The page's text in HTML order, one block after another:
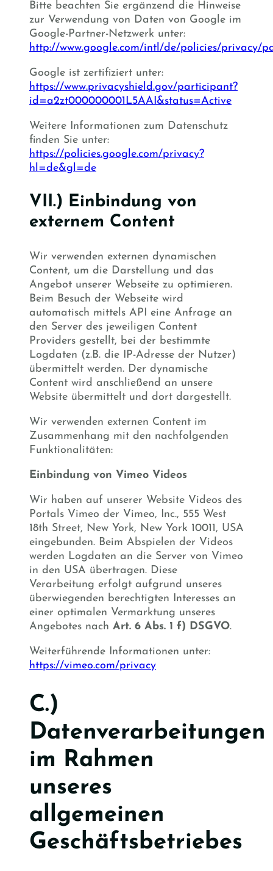
Bitte beachten Sie ergänzend die Hinweise
zur Verwendung von Daten von Google im
Google-Partner-Netzwerk unter:
http://www.google.com/intl/de/policies/privacy/
Google ist zertifiziert unter:
https://www.privacyshield.gov/participant?
id=a2zt000000001L5AAI&status=Active
Weitere Informationen zum Datenschutz
finden Sie unter:
https://policies.google.com/privacy?
hl=de&gl=de
VII.) Einbindung von
externem Content
Wir verwenden externen dynamischen
Content, um die Darstellung und das
Angebot unserer Webseite zu optimieren.
Beim Besuch der Webseite wird
automatisch mittels API eine Anfrage an
den Server des jeweiligen Content
Providers gestellt, bei der bestimmte
Logdaten (z.B. die IP-Adresse der Nutzer)
übermittelt werden. Der dynamische
Content wird anschließend an unsere
Website übermittelt und dort dargestellt.
Wir verwenden externen Content im
Zusammenhang mit den nachfolgenden
Funktionalitäten:
Einbindung von Vimeo Videos
Wir haben auf unserer Website Videos des
Portals Vimeo der Vimeo, Inc., 555 West
18th Street, New York, New York 10011, USA
eingebunden. Beim Abspielen der Videos
werden Logdaten an die Server von Vimeo
in den USA übertragen. Diese
Verarbeitung erfolgt aufgrund unseres
überwiegenden berechtigten Interesses an
einer optimalen Vermarktung unseres
Angebotes nach Art. 6 Abs. 1 f) DSGVO.
Weiterführende Informationen unter: ​
https://vimeo.com/privacy
C.)
Datenverarbeitungen
im Rahmen
unseres
allgemeinen
Geschäftsbetriebes